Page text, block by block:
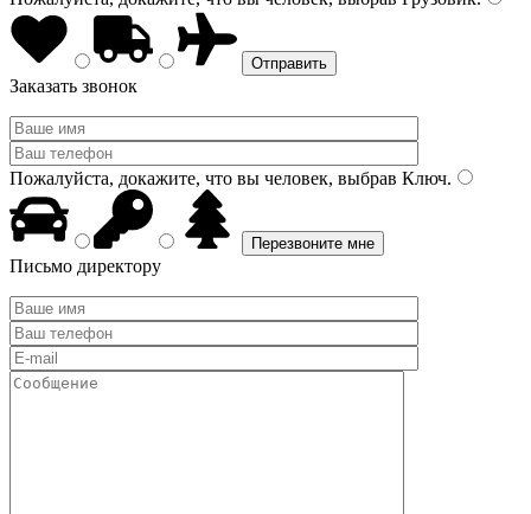
Заказать звонок
Пожалуйста, докажите, что вы человек, выбрав Ключ.
Письмо директору